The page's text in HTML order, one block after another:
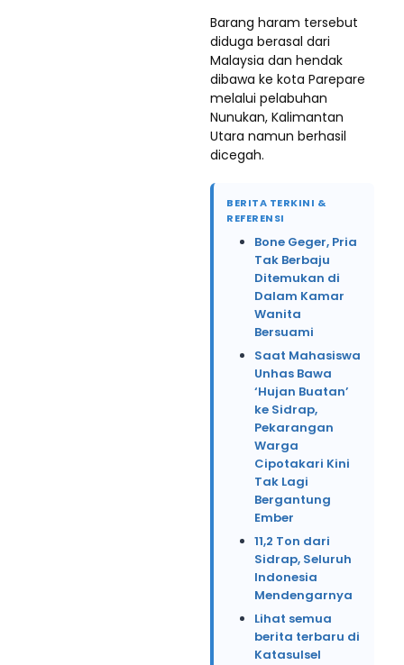
Barang haram tersebut
diduga berasal dari
Malaysia dan hendak
dibawa ke kota Parepare
melalui pelabuhan
Nunukan, Kalimantan
Utara namun berhasil
dicegah.
BERITA TERKINI &
REFERENSI
Bone Geger, Pria
Tak Berbaju
Ditemukan di
Dalam Kamar
Wanita
Bersuami
Saat Mahasiswa
Unhas Bawa
‘Hujan Buatan’
ke Sidrap,
Pekarangan
Warga
Cipotakari Kini
Tak Lagi
Bergantung
Ember
11,2 Ton dari
Sidrap, Seluruh
Indonesia
Mendengarnya
Lihat semua
berita terbaru di
Katasulsel